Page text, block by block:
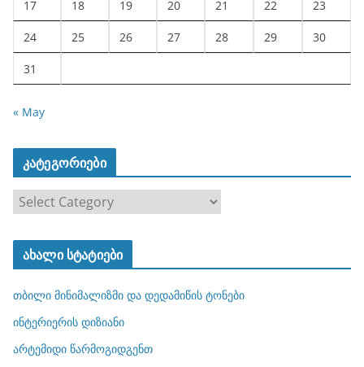
17 18 19 20 21 22 23
24 25 26 27 28 29 30
31
« May
კატეგორიები
ტ
ო
რ
ახალი სტატიები
თბილი მინიმალიზმი და დედამიწის ტონები
ინტერიერის დიზიანი
არტემიდი წარმოგიდგენთ